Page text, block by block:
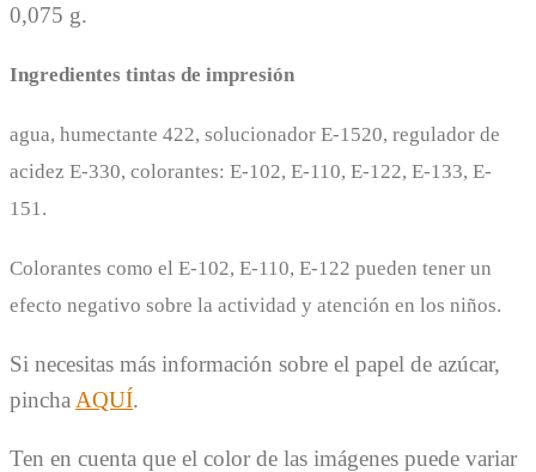
0,075 g.
Ingredientes tintas de impresión
agua, humectante 422, solucionador E-1520, regulador de
acidez E-330, colorantes: E-102, E-110, E-122, E-133, E-
151.
Colorantes como el E-102, E-110, E-122 pueden tener un
efecto negativo sobre la actividad y atención en los niños.
Si necesitas más información sobre el papel de azúcar,
pincha AQUÍ.
Ten en cuenta que el color de las imágenes puede variar